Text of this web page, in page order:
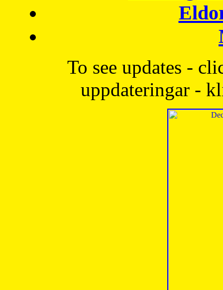
To see updates -
uppdateringar -